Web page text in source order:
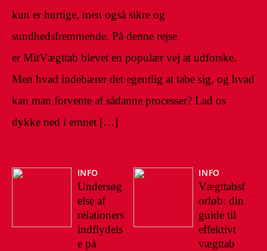
kun er hurtige, men også sikre og
sundhedsfremmende. På denne rejse
er MitVægttab blevet en populær vej at udforske.
Men hvad indebærer det egentlig at tabe sig, og hvad
kan man forvente af sådanne processer? Lad os
dykke ned i emnet […]
INFO
Undersøg
else af
relationers
indflydels
e på
INFO
Vægttabsf
orløb: din
guide til
effektivt
vægttab